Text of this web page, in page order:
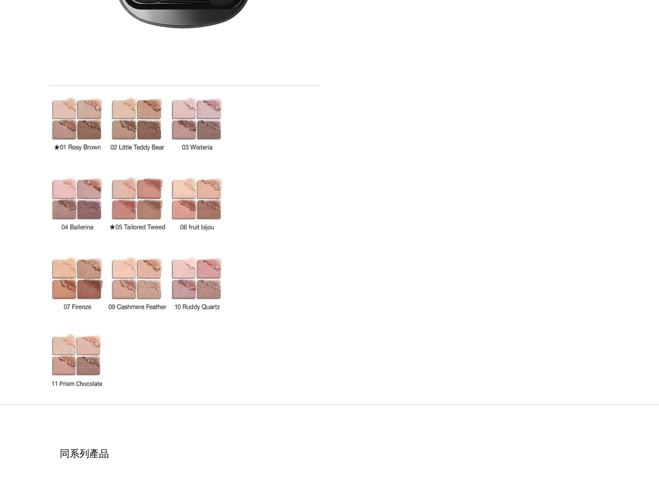
同系列產品